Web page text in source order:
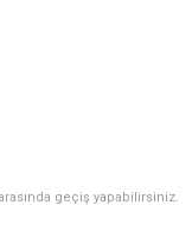
geçiş yapabilirsiniz.